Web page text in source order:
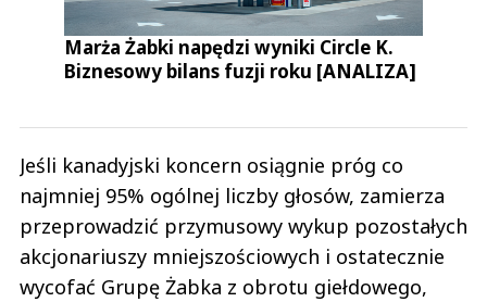
Marża Żabki napędzi wyniki Circle K.
Biznesowy bilans fuzji roku [ANALIZA]
Jeśli kanadyjski koncern osiągnie próg co
najmniej 95% ogólnej liczby głosów, zamierza
przeprowadzić przymusowy wykup pozostałych
akcjonariuszy mniejszościowych i ostatecznie
wycofać Grupę Żabka z obrotu giełdowego,